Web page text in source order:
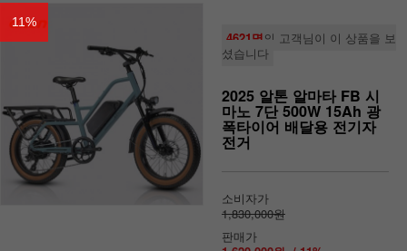
11%
4621명의 고객님이 이 상품을 보
셨습니다
2025 알톤 알마타 FB 시
마노 7단 500W 15Ah 광
폭타이어 배달용 전기자
전거
소비자가
1,830,000원
판매가